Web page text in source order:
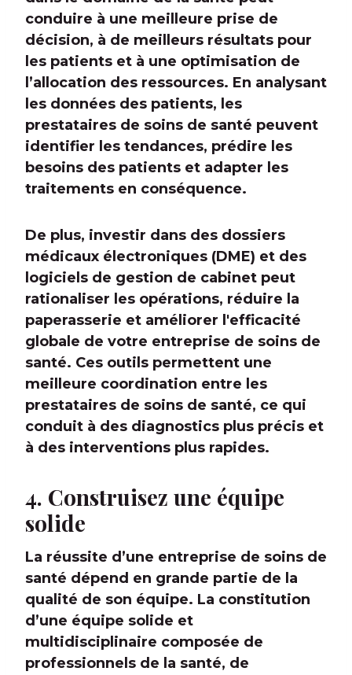
conduire à une meilleure prise de
décision, à de meilleurs résultats pour
les patients et à une optimisation de
l’allocation des ressources. En analysant
les données des patients, les
prestataires de soins de santé peuvent
identifier les tendances, prédire les
besoins des patients et adapter les
traitements en conséquence.
De plus, investir dans des dossiers
médicaux électroniques (DME) et des
logiciels de gestion de cabinet peut
rationaliser les opérations, réduire la
paperasserie et améliorer l'efficacité
globale de votre entreprise de soins de
santé. Ces outils permettent une
meilleure coordination entre les
prestataires de soins de santé, ce qui
conduit à des diagnostics plus précis et
à des interventions plus rapides.
4. Construisez une équipe
solide
La réussite d’une entreprise de soins de
santé dépend en grande partie de la
qualité de son équipe. La constitution
d’une équipe solide et
multidisciplinaire composée de
professionnels de la santé, de